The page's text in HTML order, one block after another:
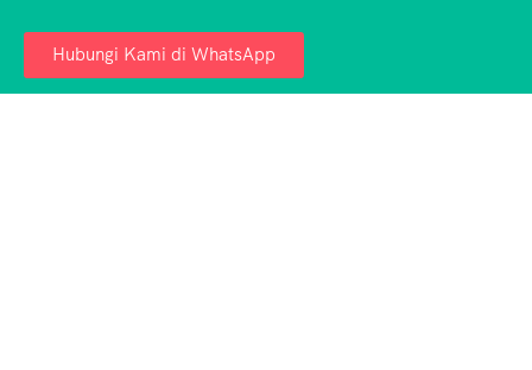
Hubungi Kami di WhatsApp